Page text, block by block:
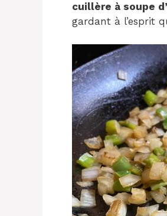
cuillère à soupe
gardant à l’esprit